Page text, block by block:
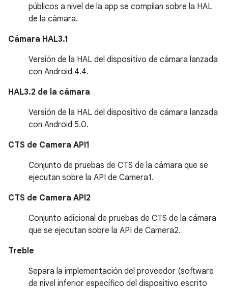
públicos a nivel de la app se compilan sobre la HAL
de la cámara.
Cámara HAL3.1
Versión de la HAL del dispositivo de cámara lanzada
con Android 4.4.
HAL3.2 de la cámara
Versión de la HAL del dispositivo de cámara lanzada
con Android 5.0.
CTS de Camera API1
Conjunto de pruebas de CTS de la cámara que se
ejecutan sobre la API de Camera1.
CTS de Camera API2
Conjunto adicional de pruebas de CTS de la cámara
que se ejecutan sobre la API de Camera2.
Treble
Separa la implementación del proveedor (software
de nivel inferior específico del dispositivo escrito